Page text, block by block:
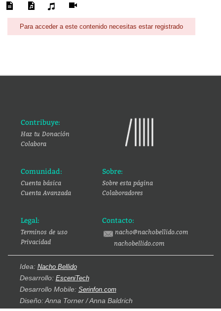
Para acceder a este contenido necesitas estar registrado
Contribuye:
Haz tu Donación
Colabora
Comunidad:
Cuenta básica
Cuenta Avanzada
Sobre:
Sobre esta página
Colaboradores
Legal:
Terminos de uso
Privacidad
Contacto:
nacho@nachobellido.com
nachobellido.com
Idea: Nacho Bellido
Desarrollo: EsceniTech
Desarrollo Mobile: Serinfon.com
Diseño: Anna Torner / Anna Baldrich